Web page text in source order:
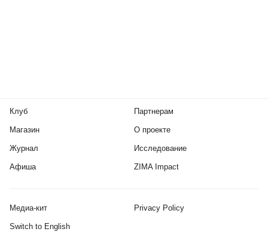
Клуб
Магазин
Журнал
Афиша
Партнерам
О проекте
Исследование
ZIMA Impact
Медиа-кит Privacy Policy
Switch to English